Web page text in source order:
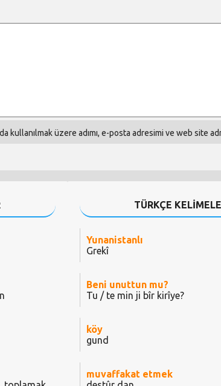
kullanılmak üzere adımı, e-posta adresimi ve web site
TÜRKÇE
Yunanistanlı
Grekî
Beni unuttun mu?
Tu / te min ji bîr kirîye?
köy
gund
muvaffakat etmek